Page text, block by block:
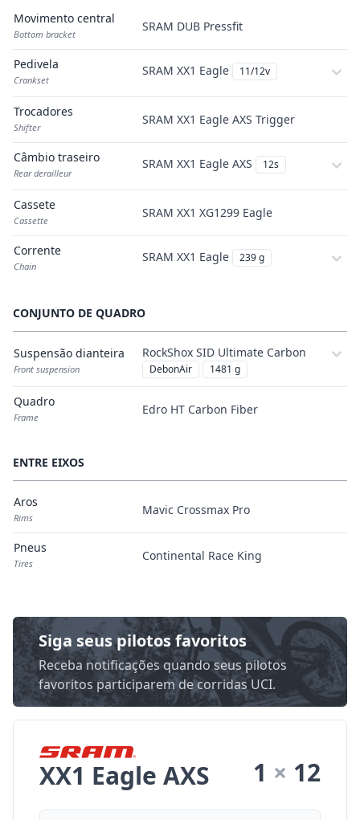
Movimento central
Bottom bracket
SRAM DUB Pressfit
Pedivela
Crankset
SRAM XX1 Eagle 11/12v
Trocadores
Shifter
SRAM XX1 Eagle AXS Trigger
Câmbio traseiro
Rear derailleur
SRAM XX1 Eagle AXS 12s
Cassete
Cassette
SRAM XX1 XG1299 Eagle
Corrente
Chain
SRAM XX1 Eagle 239 g
CONJUNTO DE QUADRO
Suspensão dianteira
Front suspension
RockShox SID Ultimate Carbon
DebonAir 1481 g
Quadro
Frame
Edro HT Carbon Fiber
ENTRE EIXOS
Aros
Rims
Mavic Crossmax Pro
Pneus
Tires
Continental Race King
Siga seus pilotos favoritos
Receba notificações quando seus pilotos
favoritos participarem de corridas UCI.
XX1 Eagle AXS 1 × 12